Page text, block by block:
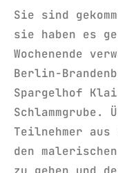
Sie sind
sie haben es
Wochenende
Berlin-
Spargelhof
Schlammgrube.
Teilnehmer aus
den